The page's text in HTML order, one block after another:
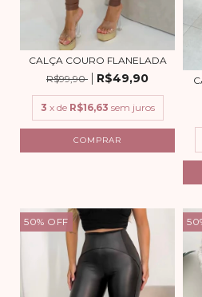
CALÇA COURO FLANELADA
R$99,90
R$49,90
3 x de R$16,63 sem juros
COMPRAR
50% OFF 50